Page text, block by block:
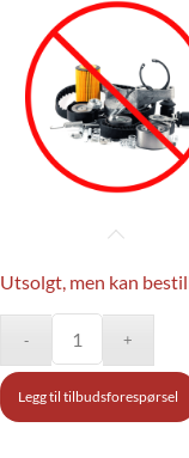
Utsolgt, men kan
Legg til tilbudsforespørsel